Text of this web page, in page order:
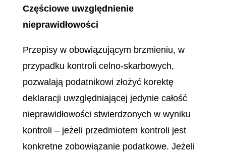
Częściowe uwzględnienie
nieprawidłowości
Przepisy w obowiązującym brzmieniu, w
przypadku kontroli celno-skarbowych,
pozwalają podatnikowi złożyć korektę
deklaracji uwzględniającej jedynie całość
nieprawidłowości stwierdzonych w wyniku
kontroli – jeżeli przedmiotem kontroli jest
konkretne zobowiązanie podatkowe. Jeżeli